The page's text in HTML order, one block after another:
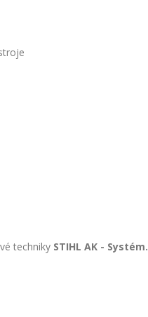
techniky STIHL AK - Systém.